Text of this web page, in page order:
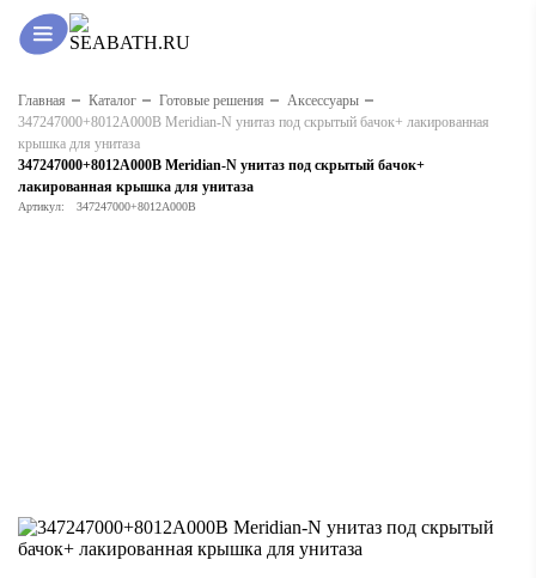
Главная Каталог Готовые решения
Аксессуары
347247000+8012A000B Meridian-N унитаз под скрытый бачок+ лакированная
крышка для унитаза
347247000+8012A000B Meridian-N унитаз под скрытый бачок+
лакированная крышка для унитаза
Артикул: 347247000+8012A000B